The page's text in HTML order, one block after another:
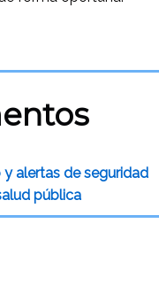
alertas de seguridad
pública